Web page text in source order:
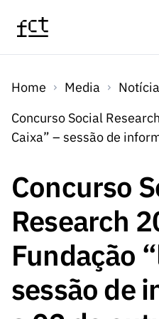
Programas
Prémios
Concursos
Concursos
Concursos
Calendário
Concursos
Serviços
Serviços
Serviços
Tecnologia
Media
MediaNotícias
Notas
Sobre
Home Media
Concurso Social
Caixa” – sessão de
Concurso
Research
Fundação
sessão de